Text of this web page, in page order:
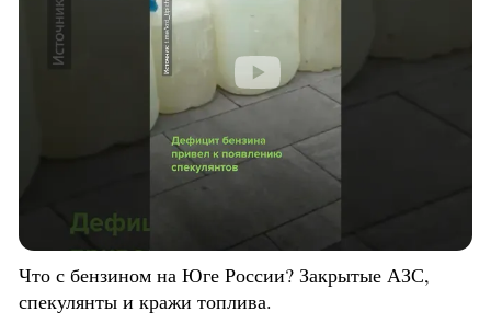
Что с бензином на Юге России? Закрытые АЗС,
спекулянты и кражи топлива.